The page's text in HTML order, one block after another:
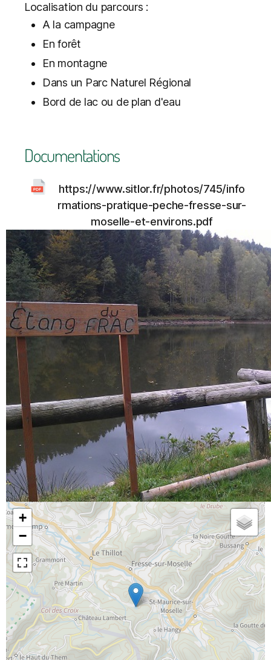
Localisation du parcours :
A la campagne
En forêt
En montagne
Dans un Parc Naturel Régional
Bord de lac ou de plan d'eau
Documentations
https://www.sitlor.fr/photos/745/info
rmations-pratique-peche-fresse-sur-
moselle-et-environs.pdf
+
−